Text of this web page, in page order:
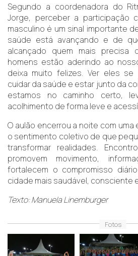
Segundo a coordenadora do
Jorge, perceber a participação
masculino é um sinal importante
saúde está avançando e de
alcançado quem mais precisa
homens estão aderindo ao
deixa muito felizes. Ver eles se
cuidar da saúde e estar junto da
estamos no caminho certo,
acolhimento de forma leve e
O aulão encerrou a noite com
o sentimento coletivo de que
transformar realidades.
promovem movimento,
fortalecem o compromisso
cidade mais saudável, consciente
Texto: Manuela Linemburger
Fotos